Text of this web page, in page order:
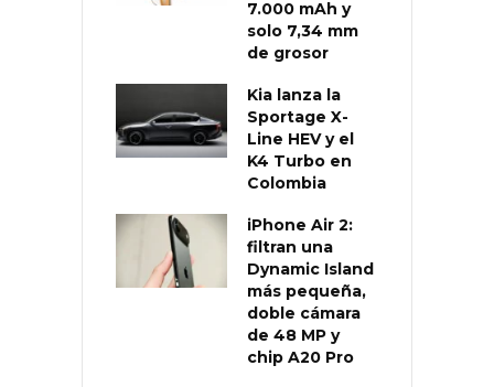
7.000 mAh y
solo 7,34 mm
de grosor
Kia lanza la
Sportage X-
Line HEV y el
K4 Turbo en
Colombia
iPhone Air 2:
filtran una
Dynamic Island
más pequeña,
doble cámara
de 48 MP y
chip A20 Pro